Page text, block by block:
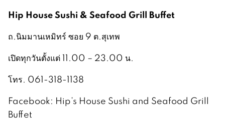
Hip House Sushi & Seafood Grill Buffet
ถ.นิมมานเหมิทร์ ซอย 9 ต.สุเทพ
เปิดทุกวันตั้งแต่ 11.00 – 23.00 น.
โทร. 061-318-1138
Facebook: Hip’s House Sushi and Seafood Grill
Buffet